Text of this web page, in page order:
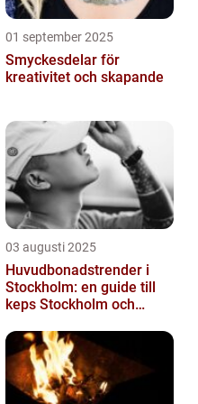
01 september 2025
Smyckesdelar för
kreativitet och skapande
03 augusti 2025
Huvudbonadstrender i
Stockholm: en guide till
keps Stockholm och